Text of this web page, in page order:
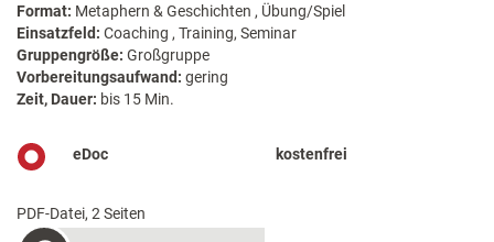
Format: Metaphern & Geschichten , Übung/Spiel
Einsatzfeld: Coaching , Training, Seminar
Gruppengröße: Großgruppe
Vorbereitungsaufwand: gering
Zeit, Dauer: bis 15 Min.
eDoc kostenfrei
PDF-Datei, 2 Seiten